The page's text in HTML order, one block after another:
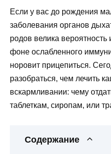
Если у вас до рождения
заболевания органов
родов велика
фоне ослабленного
норовит прицепиться.
разобраться, чем лечить
вскармливании: чему
таблеткам, сиропам, или
Содержание